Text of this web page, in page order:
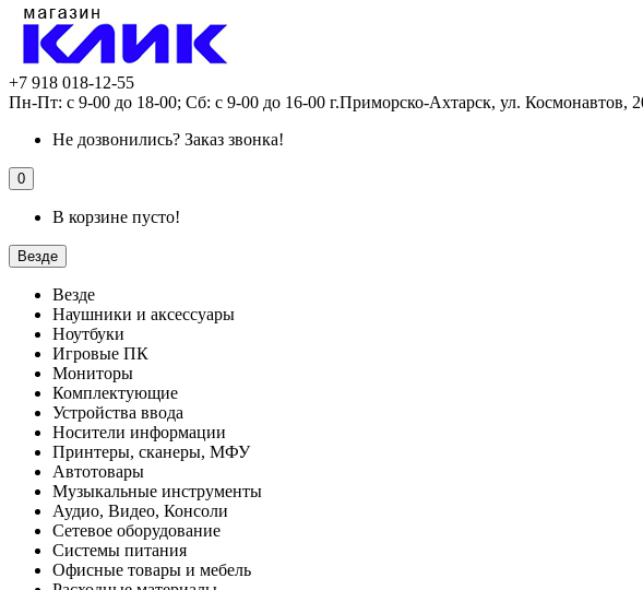
+7 918 018-12-55
Пн-Пт: с 9-00 до 18-00; Сб: с 9-00 до 16-00 г.Приморско-Ахтарск, ул. Космонавтов,
Не дозвонились? Заказ звонка!
0
В корзине пусто!
Везде
Везде
Наушники и аксессуары
Ноутбуки
Игровые ПК
Мониторы
Комплектующие
Устройства ввода
Носители информации
Принтеры, сканеры, МФУ
Автотовары
Музыкальные инструменты
Аудио, Видео, Консоли
Сетевое оборудование
Системы питания
Офисные товары и мебель